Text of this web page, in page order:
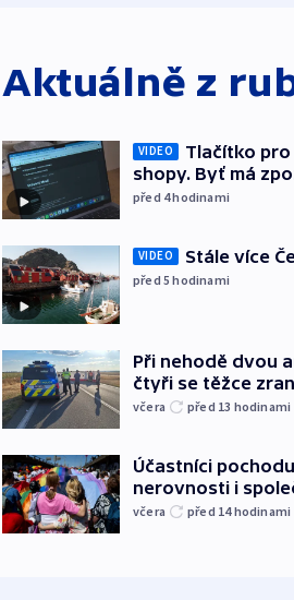
Aktuálně z
VIDEO
Tlačítko pro
shopy. Byť má
před 4hodinami
VIDEO Stále více
před 5hodinami
Při nehodě dvou
čtyři se těžce
včera před 13 hodinami
Účastníci
nerovnosti i
včera před 14hodinami